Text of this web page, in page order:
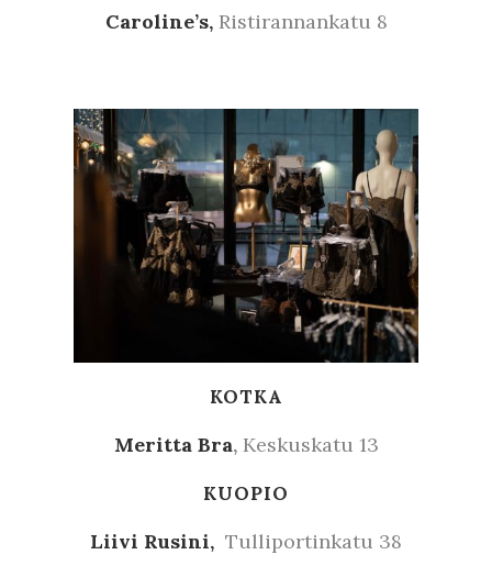
Caroline’s, Ristirannankatu 8
KOTKA
Meritta Bra,Keskuskatu 13
KUOPIO
Liivi Rusini, Tulliportinkatu 38